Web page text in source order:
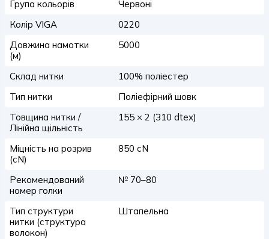
Група кольорів
Червоні
Колір VIGA
0220
Довжина намотки
(м)
5000
Склад нитки
100% поліестер
Тип нитки
Поліефірний шовк
Товщина нитки /
Лінійна щільність
155 × 2 (310 dtex)
Міцність на розрив
(сN)
850 сN
Рекомендований
номер голки
№ 70–80
Тип структури
нитки (структура
волокон)
Штапельна